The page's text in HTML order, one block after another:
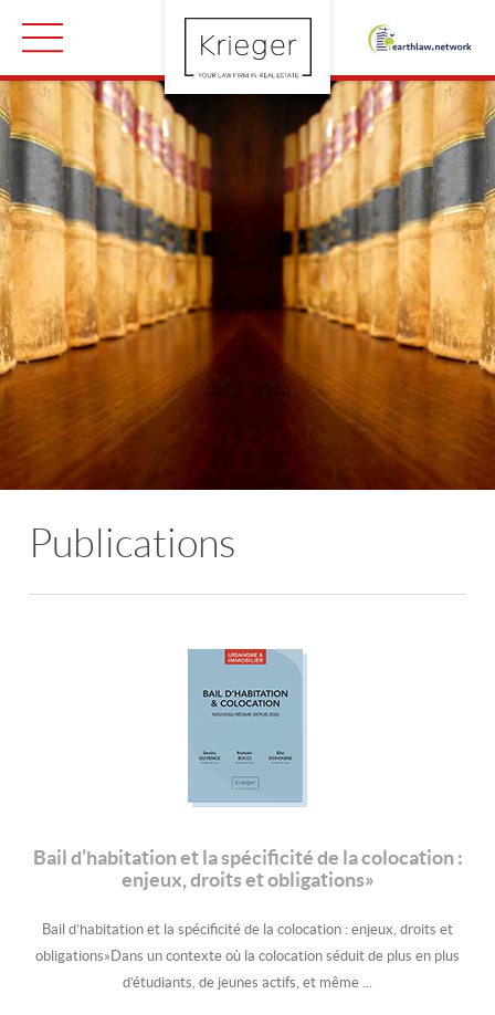
Publications
Bail d’habitation et la spécificité de la colocation :
enjeux, droits et obligations»
Bail d’habitation et la spécificité de la colocation : enjeux, droits et
obligations»Dans un contexte où la colocation séduit de plus en plus
d’étudiants, de jeunes actifs, et même ...